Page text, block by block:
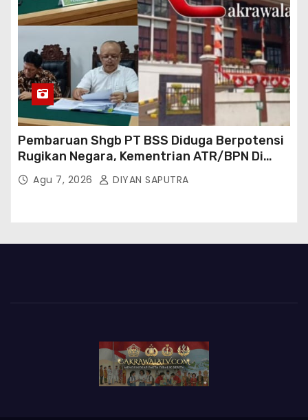
Pembaruan Shgb PT BSS Diduga Berpotensi
Rugikan Negara, Kementrian ATR/BPN Di
Gugat Di PTUN Jakarta
Agu 7, 2026 DIYAN SAPUTRA